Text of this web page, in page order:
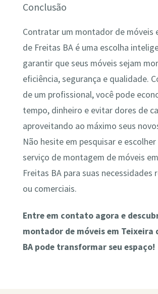
Conclusão
Contratar um montador de móveis
de Freitas BA é uma escolha
garantir que seus móveis sejam
eficiência, segurança e qualidade.
de um profissional, você pode
tempo, dinheiro e evitar dores de
aproveitando ao máximo seus
Não hesite em pesquisar e
serviço de montagem de móveis
Freitas BA para suas necessidades
ou comerciais.
Entre em contato agora e
montador de móveis em Teixeira
BA pode transformar seu espaço!